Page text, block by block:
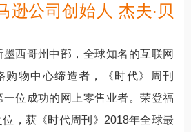
逊公司创始人 杰夫‧贝
西哥州中部，全球知名的互联网
物中心缔造者，《时代》周刊
位成功的网上零售业者。荣登福
，获《时代周刊》2018年全球最